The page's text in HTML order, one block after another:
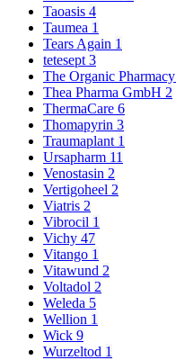
Taoasis 4
Taumea 1
Tears Again 1
tetesept 3
The Organic Pharmacy
Thea Pharma GmbH 2
ThermaCare 6
Thomapyrin 3
Traumaplant 1
Ursapharm 11
Venostasin 2
Vertigoheel 2
Viatris 2
Vibrocil 1
Vichy 47
Vitango 1
Vitawund 2
Voltadol 2
Weleda 5
Wellion 1
Wick 9
Wurzeltod 1